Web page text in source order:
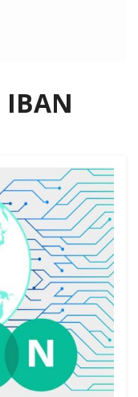
IBAN